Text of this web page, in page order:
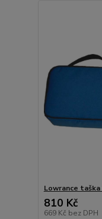
Lowrance taška
810 Kč
669 Kč bez DPH